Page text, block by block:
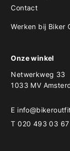
Contact
Werken bij Biker
Onze winkel
Netwerkweg 33
1033 MV
E
T 020 493 03 67